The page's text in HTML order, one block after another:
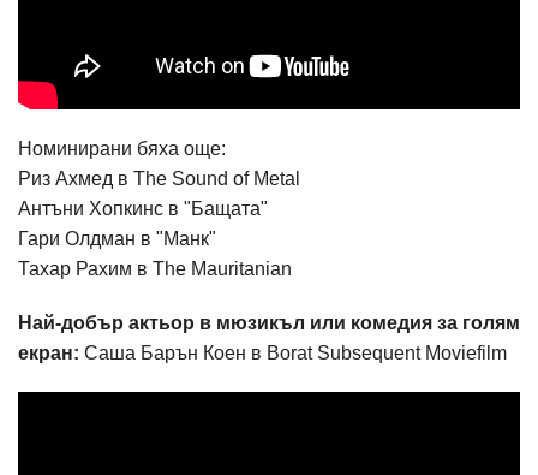
Номинирани бяха още:
Риз Ахмед в The Sound of Metal
Антъни Хопкинс в "Бащата"
Гари Олдман в "Манк"
Тахар Рахим в The Mauritanian
Най-добър актьор в мюзикъл или комедия за голям
екран: Саша Барън Коен в Borat Subsequent Moviefilm